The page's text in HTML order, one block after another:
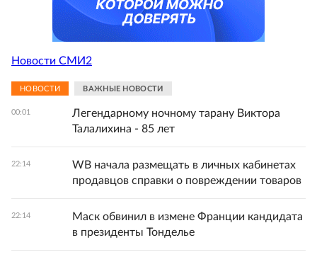
Новости СМИ2
НОВОСТИ ВАЖНЫЕ НОВОСТИ
00:01
Легендарному ночному тарану Виктора
Талалихина - 85 лет
22:14
WB начала размещать в личных кабинетах
продавцов справки о повреждении товаров
22:14
Маск обвинил в измене Франции кандидата
в президенты Тонделье